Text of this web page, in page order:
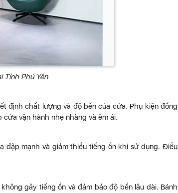
Tỉnh Phú Yên
định chất lượng và độ bền của cửa. Phụ kiện đồng
vận hành nhẹ nhàng và êm ái.
đập mạnh và giảm thiểu tiếng ồn khi sử dụng. Điều
gây tiếng ồn và đảm bảo độ bền lâu dài. Bánh